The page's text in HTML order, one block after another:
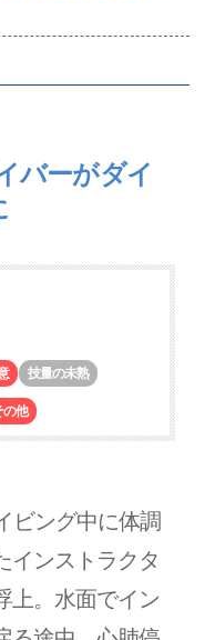
バーがダイ
技量の未熟
の他
ビング中に体調
インストラクタ
上。水面でイン